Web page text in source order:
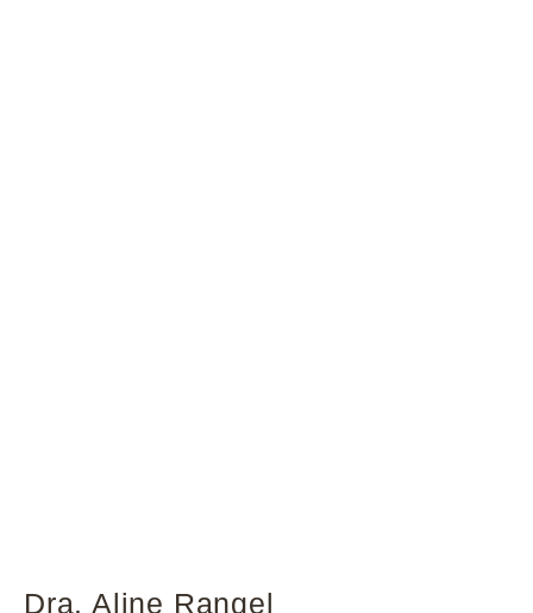
Dra. Aline Rangel